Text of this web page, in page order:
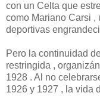
con un Celta que
como Mariano Carsi ,
deportivas
Pero la continuidad
restringida ,
1928 . Al no
1926 y 1927 , la vida